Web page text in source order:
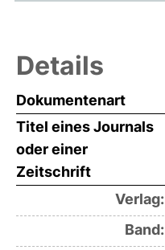
Details
Dokumentenart
Titel eines Journals
oder einer
Zeitschrift
Verlag:
Band: